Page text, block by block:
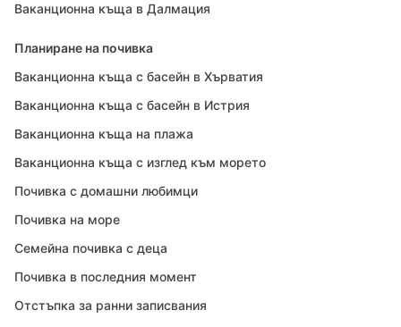
Ваканционна къща в Далмация
Планиране на почивка
Ваканционна къща с басейн в Хърватия
Ваканционна къща с басейн в Истрия
Ваканционна къща на плажа
Ваканционна къща с изглед към морето
Почивка с домашни любимци
Почивка на море
Семейна почивка с деца
Почивка в последния момент
Отстъпка за ранни записвания